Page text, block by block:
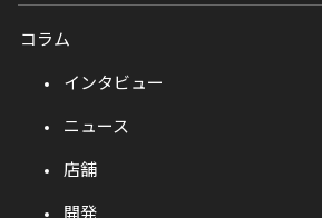
コラム
インタビュー
ニュース
店舗
開発